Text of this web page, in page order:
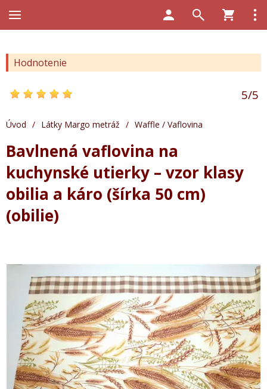
Hodnotenie
5/5
Úvod / Látky Margo metráž / Waffle / Vaflovina
Bavlnená vaflovina na
kuchynské utierky – vzor klasy
obilia a káro (šírka 50 cm)
(obilie)